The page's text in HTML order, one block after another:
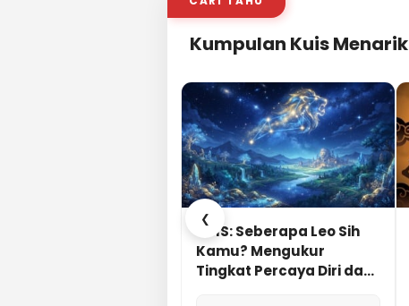
Kumpulan Kuis Menarik
❮
KUIS: Seberapa Leo Sih
Kamu? Mengukur
Tingkat Percaya Diri dan